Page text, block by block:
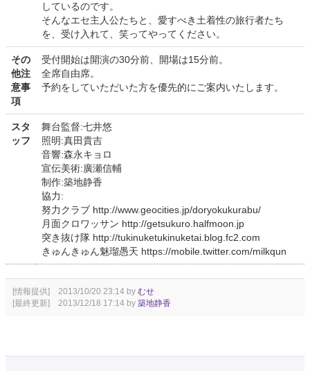
しているのです。
そんなエセ主人公たちと、愛すべき土着性の旅行者たち
を、受け入れて、笑ってやってください。
その
他注
意事
項
受付開始は開演の30分前、開場は15分前。
全席自由席。
予約をしていただいた方を優先的にご案内いたします。
スタ
ッフ
舞台監督:七井悠
照明:真田貴吉
音響:森永キョロ
宣伝美術:廣瀬信輔
制作:築地静香
協力:
努力クラブ http://www.geocities.jp/doryokukurabu/
月面クロワッサン http://getsukuro.halfmoon.jp
突き抜け隊 http://tukinuketukinuketai.blog.fc2.com
きゅんきゅん魅瑠愚天 https://mobile.twitter.com/milkqun
[情報提供] 2013/10/20 23:14 by むせ
[最終更新] 2013/12/18 17:14 by 築地静香